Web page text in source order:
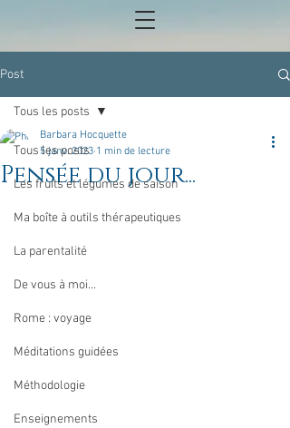
Post
Tous les posts
Les fruits et légumes de saison
Ma boîte à outils thérapeutiques
La parentalité
De vous à moi...
Rome : voyage
Méditations guidées
Méthodologie
Enseignements
Tous les posts
Pensée du jour...
Barbara Hocquette
5 janv. 2023 1 min de lecture